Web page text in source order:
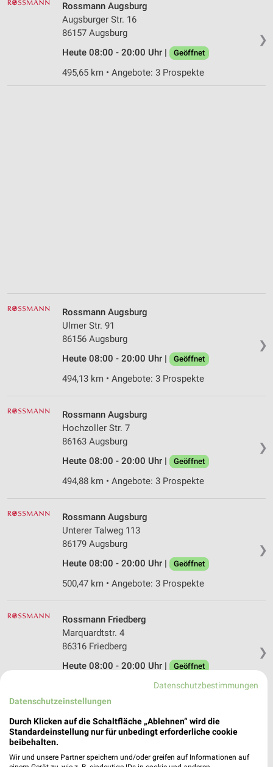
❯
Rossmann Augsburg
Augsburger Str. 16
86157 Augsburg
Heute 08:00 - 20:00 Uhr |
Geöffnet
495,65 km • Angebote: 3 Prospekte
❯
Rossmann Augsburg
Ulmer Str. 91
86156 Augsburg
Heute 08:00 - 20:00 Uhr |
Geöffnet
494,13 km • Angebote: 3 Prospekte
❯
Rossmann Augsburg
Hochzoller Str. 7
86163 Augsburg
Heute 08:00 - 20:00 Uhr |
Geöffnet
494,88 km • Angebote: 3 Prospekte
❯
Rossmann Augsburg
Unterer Talweg 113
86179 Augsburg
Heute 08:00 - 20:00 Uhr |
Geöffnet
500,47 km • Angebote: 3 Prospekte
❯
Rossmann Friedberg
Marquardtstr. 4
86316 Friedberg
Heute 08:00 - 20:00 Uhr |
Geöffnet
494,09 km • Angebote: 3 Prospekte
Rossmann Diedorf
Gewerbestr. 5b
Datenschutzbestimmungen
Datenschutzeinstellungen
Durch Klicken auf die Schaltfläche „Ablehnen“ wird die
Standardeinstellung nur für unbedingt erforderliche cookie
beibehalten.
Wir und unsere Partner speichern und/oder greifen auf Informationen auf